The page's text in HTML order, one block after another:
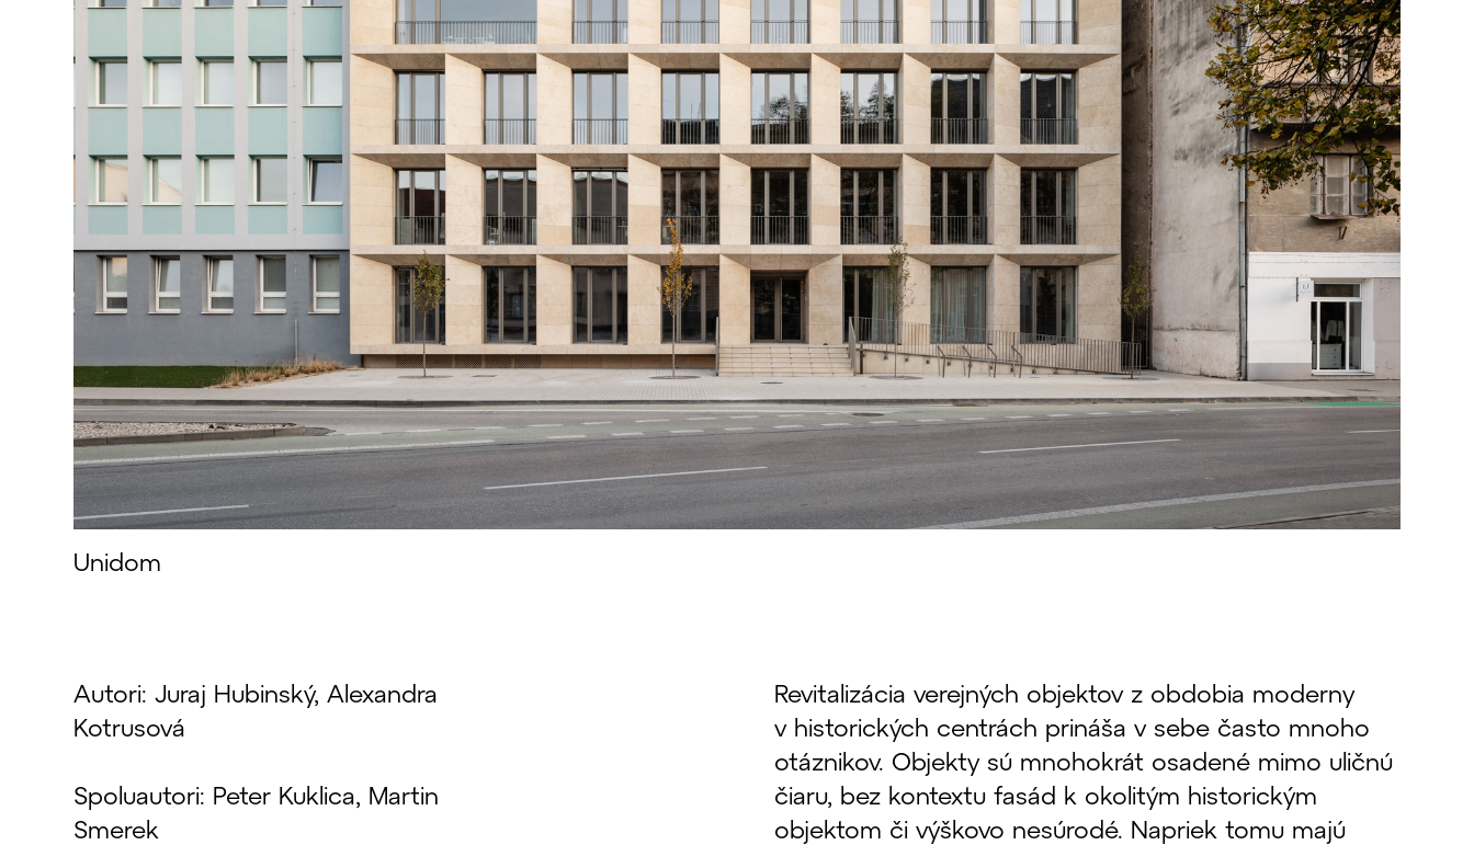
Unidom
Autori: Juraj Hubinský, Alexandra
Kotrusová
Spoluautori: Peter Kuklica, Martin
Smerek
Revitalizácia verejných objektov z obdobia moderny
v historických centrách prináša v sebe často mnoho
otáznikov. Objekty sú mnohokrát osadené mimo uličnú
čiaru, bez kontextu fasád k okolitým historickým
objektom či výškovo nesúrodé. Napriek tomu majú